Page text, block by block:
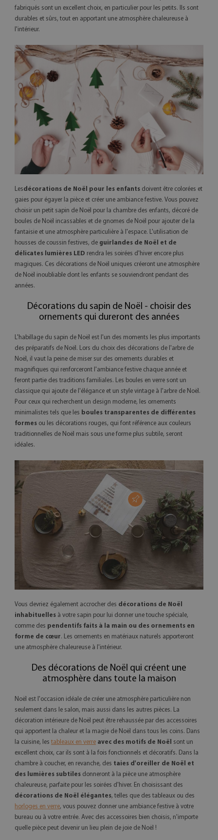
fabriqués sont un excellent choix, en particulier pour les petits. Ils sont
durables et sûrs, tout en apportant une atmosphère chaleureuse à
l'intérieur.
Lesdécorations de Noël pour les enfants doivent être colorées et
gaies pour égayer la pièce et créer une ambiance festive. Vous pouvez
choisir un petit sapin de Noël pour la chambre des enfants, décoré de
boules de Noël incassables et de gnomes de Noël pour ajouter de la
fantaisie et une atmosphère particulière à l'espace. L'utilisation de
housses de coussin festives, de guirlandes de Noël et de
délicates lumières LED rendra les soirées d'hiver encore plus
magiques. Ces décorations de Noël uniques créeront une atmosphère
de Noël inoubliable dont les enfants se souviendront pendant des
années.
Décorations du sapin de Noël - choisir des
ornements qui dureront des années
L'habillage du sapin de Noël est l'un des moments les plus importants
des préparatifs de Noël. Lors du choix des décorations de l'arbre de
Noël, il vaut la peine de miser sur des ornements durables et
magnifiques qui renforceront l'ambiance festive chaque année et
feront partie des traditions familiales. Les boules en verre sont un
classique qui ajoute de l'élégance et un style vintage à l'arbre de Noël.
Pour ceux qui recherchent un design moderne, les ornements
minimalistes tels que les boules transparentes de différentes
formes ou les décorations rouges, qui font référence aux couleurs
traditionnelles de Noël mais sous une forme plus subtile, seront
idéales.
Vous devriez également accrocher des décorations de Noël
inhabituelles à votre sapin pour lui donner une touche spéciale,
comme des pendentifs faits à la main ou des ornements en
forme de cœur. Les ornements en matériaux naturels apporteront
une atmosphère chaleureuse à l'intérieur.
Des décorations de Noël qui créent une
atmosphère dans toute la maison
Noël est l'occasion idéale de créer une atmosphère particulière non
seulement dans le salon, mais aussi dans les autres pièces. La
décoration intérieure de Noël peut être rehaussée par des accessoires
qui apportent la chaleur et la magie de Noël dans tous les coins. Dans
la cuisine, les tableaux en verre avec des motifs de Noël
sont un
excellent choix, car ils sont à la fois fonctionnels et décoratifs. Dans la
chambre à coucher, en revanche, des taies d'oreiller de Noël et
des lumières subtiles donneront à la pièce une atmosphère
chaleureuse, parfaite pour les soirées d'hiver. En choisissant des
décorations de Noël élégantes, telles que des tableaux ou des
horloges en verre, vous pouvez donner une ambiance festive à votre
bureau ou à votre entrée. Avec des accessoires bien choisis, n'importe
quelle pièce peut devenir un lieu plein de joie de Noël !